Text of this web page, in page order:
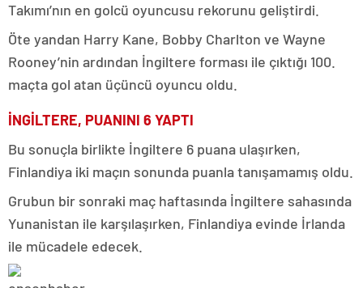
Takımı’nın en golcü oyuncusu rekorunu geliştirdi.
Öte yandan Harry Kane, Bobby Charlton ve Wayne
Rooney’nin ardından İngiltere forması ile çıktığı 100.
maçta gol atan üçüncü oyuncu oldu.
İNGİLTERE, PUANINI 6 YAPTI
Bu sonuçla birlikte İngiltere 6 puana ulaşırken,
Finlandiya iki maçın sonunda puanla tanışamamış oldu.
Grubun bir sonraki maç haftasında İngiltere sahasında
Yunanistan ile karşılaşırken, Finlandiya evinde İrlanda
ile mücadele edecek.